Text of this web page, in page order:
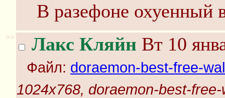
В разефоне охуенный
>> Лакс Кляйн Вт 10
Файл: doraemon-best-free-
1024x768, doraemon-best-